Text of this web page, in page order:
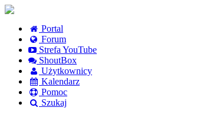
Portal
Forum
Strefa YouTube
ShoutBox
Użytkownicy
Kalendarz
Pomoc
Szukaj